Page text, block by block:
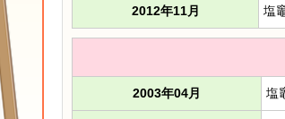
2012年11月 塩
2003年04月 塩